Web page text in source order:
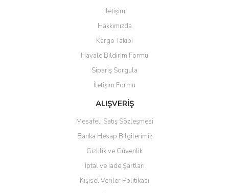
Ürün resmi kalitesiz, bozuk veya görüntülenemiyor.
Ürün açıklamasında eksik bilgiler bulunuyor.
Ürün bilgilerinde hatalar bulunuyor.
Ürün fiyatı diğer sitelerden daha pahalı.
Bu ürüne benzer farklı alternatifler olmalı.
Gönder
İletişim
Hakkımızda
Kargo Takibi
Havale Bildirim Formu
Sipariş Sorgula
İletişim Formu
ALIŞVERİŞ
Mesafeli Satış Sözleşmesi
Banka Hesap Bilgilerimiz
Gizlilik ve Güvenlik
İptal ve İade Şartları
Kişisel Veriler Politikası